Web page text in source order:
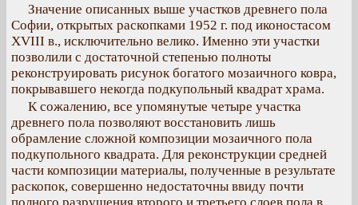
Значение описанных выше участков древнего пола
Софии, открытых раскопками 1952 г. под иконостасом
XVIII в., исключительно велико. Именно эти участки
позволили с достаточной степенью полноты
реконструировать рисунок богатого мозаичного ковра,
покрывавшего некогда подкупольный квадрат храма.
К сожалению, все упомянутые четыре участка
древнего пола позволяют восстановить лишь
обрамление сложной композиции мозаичного пола
подкупольного квадрата. Для реконструкции средней
части композиции материалы, полученные в результате
раскопок, совершенно недостаточны ввиду почти